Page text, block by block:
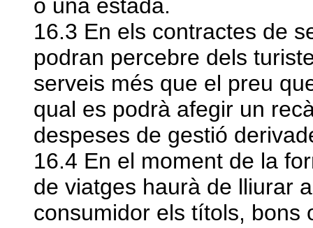
o una estada.
16.3 En els contractes de
podran percebre dels
serveis més que el preu
qual es podrà afegir un
despeses de gestió
16.4 En el moment de la
de viatges haurà de lliurar
consumidor els títols, bons